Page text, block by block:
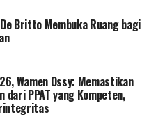
Britto Membuka Ruang bagi
Wamen Ossy: Memastikan
dari PPAT yang Kompeten,